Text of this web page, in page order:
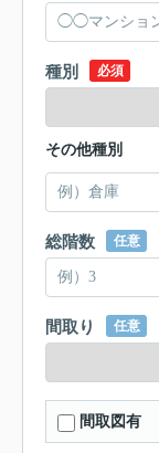
種別 必須
その他種別
総階数 任意
間取り 任意
間取図有